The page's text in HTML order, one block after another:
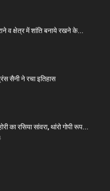
व क्षेत्र में शांति बनाये रखने के...
सैनी ने रचा इतिहास
का रसिया सांवरा, थांरो गोपी रूप...